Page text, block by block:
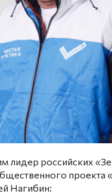
лидер российских
проекта
Нагибин: